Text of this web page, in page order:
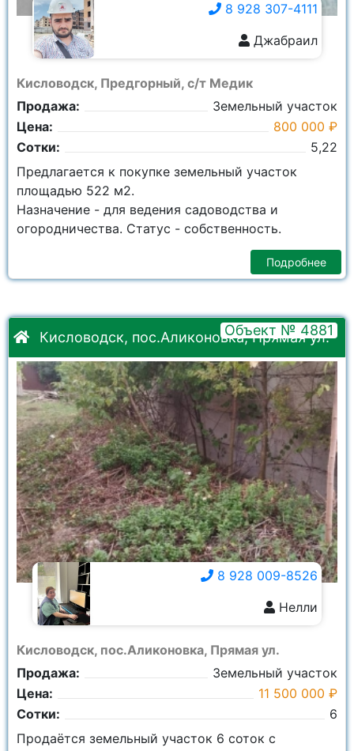
Кисловодск, Предгорный, с/т Медик
Продажа:
Земельный участок
Цена:
800 000 ₽
Сотки:
5,22
8 928 307-4111
Джабраил
Предлагается к покупке земельный участок
площадью 522 м2.
Назначение - для ведения садоводства и
огородничества. Статус - собственность.
Подробнее
Кисловодск, пос.Аликоновка, Прямая ул.
Объект № 4881
Кисловодск, пос.Аликоновка, Прямая ул.
Продажа:
Земельный участок
Цена:
11 500 000 ₽
Сотки:
6
8 928 009-8526
Нелли
Продаётся земельный участок 6 соток с